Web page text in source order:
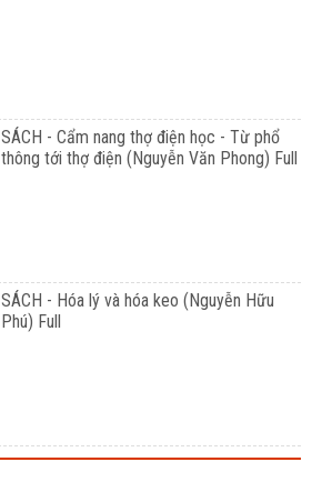
SÁCH - Cẩm nang thợ điện học - Từ phổ
thông tới thợ điện (Nguyễn Văn Phong) Full
SÁCH - Hóa lý và hóa keo (Nguyễn Hữu
Phú) Full